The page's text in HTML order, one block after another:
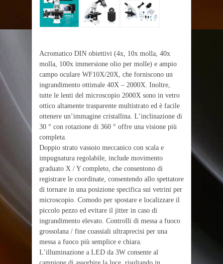
Acromatico DIN obiettivi (4x, 10x molla, 40x
molla, 100x immersione olio per molle) e ampio
campo oculare WF10X/20X, che forniscono un
ingrandimento ottimale 40X – 2000X. Inoltre,
tutte le lenti del microscopio 2000X sono in vetro
ottico altamente trasparente multistrato ed è facile
ottenere un’immagine cristallina. L’inclinazione di
30 ° con rotazione di 360 ° offre una visione più
completa.
Doppio strato vassoio meccanico con scala e
impugnatura regolabile, include movimento
graduato X / Y completo, che consentono di
registrare le coordinate, consentendo allo spettatore
di tornare in una posizione specifica sui vetrini per
microscopio. Comodo per spostare e localizzare il
piccolo pezzo ed evitare il jitter in caso di
ingrandimento elevato. Controlli di messa a fuoco
grossolana / fine coassiali ultraprecisi per una
messa a fuoco più semplice e chiara.
L’illuminazione a LED da 3W consente al